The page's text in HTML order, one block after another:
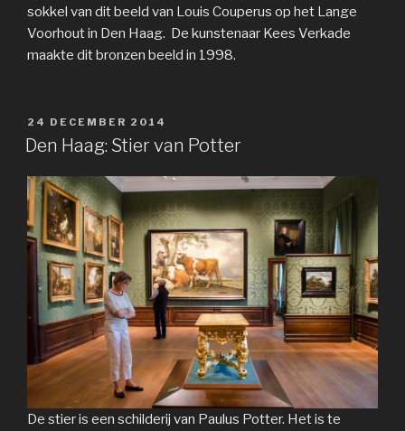
sokkel van dit beeld van Louis Couperus op het Lange
Voorhout in Den Haag. De kunstenaar Kees Verkade
maakte dit bronzen beeld in 1998.
GEPLAATST
OP
24 DECEMBER 2014
Den Haag: Stier van Potter
De stier is een schilderij van Paulus Potter. Het is te